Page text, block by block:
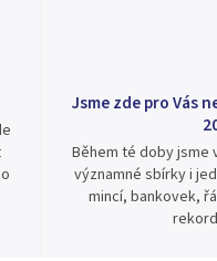
Jsme zde pro Vás
Během té doby jsme
významné sbírky i
mincí, bankovek,